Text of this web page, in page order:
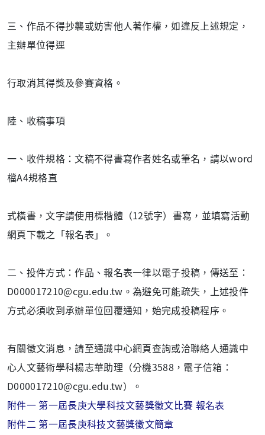
三、作品不得抄襲或妨害他人著作權，如違反上述規定，
主辦單位得逕
行取消其得獎及參賽資格。
陸、收稿事項
一、收件規格：文稿不得書寫作者姓名或筆名，請以word
檔A4規格直
式橫書，文字請使用標楷體（12號字）書寫，並填寫活動
網頁下載之「報名表」。
二、投件方式：作品、報名表一律以電子投稿，傳送至：
D000017210@cgu.edu.tw。為避免可能疏失，上述投件
方式必須收到承辦單位回覆通知，始完成投稿程序。
有關徵文消息，請至通識中心網頁查詢或洽聯絡人通識中
心人文藝術學科楊志華助理（分機3588，電子信箱：
D000017210@cgu.edu.tw）。
附件一 第一屆長庚大學科技文藝獎徵文比賽 報名表
附件二 第一屆長庚科技文藝獎徵文簡章